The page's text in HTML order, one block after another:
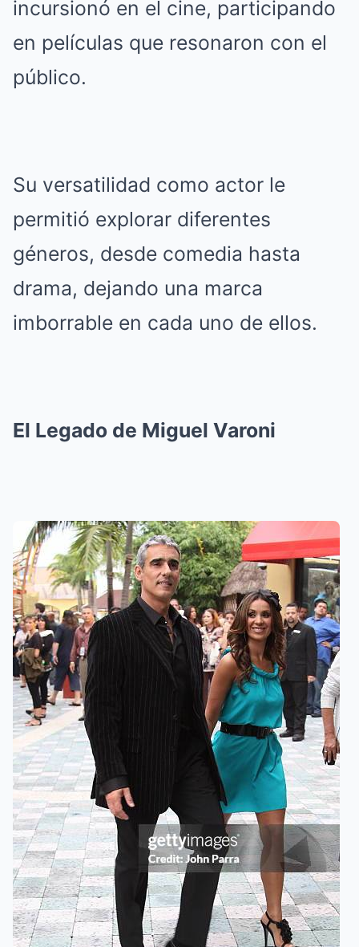
incursionó en el cine, participando
en películas que resonaron con el
público.
Su versatilidad como actor le
permitió explorar diferentes
géneros, desde comedia hasta
drama, dejando una marca
imborrable en cada uno de ellos.
El Legado de Miguel Varoni